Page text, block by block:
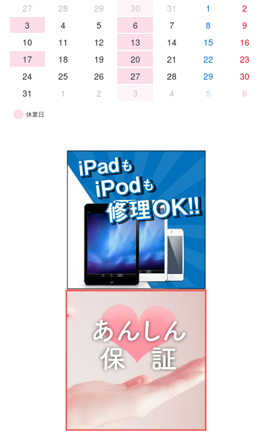
27 28 29 30 31 1
2
3
4 5 6 7 8
9
10
11 12 13 14 15
16
17
18 19 20 21 22
23
24
25 26 27 28 29
30
31
1 2 3 4 5 6
休業日